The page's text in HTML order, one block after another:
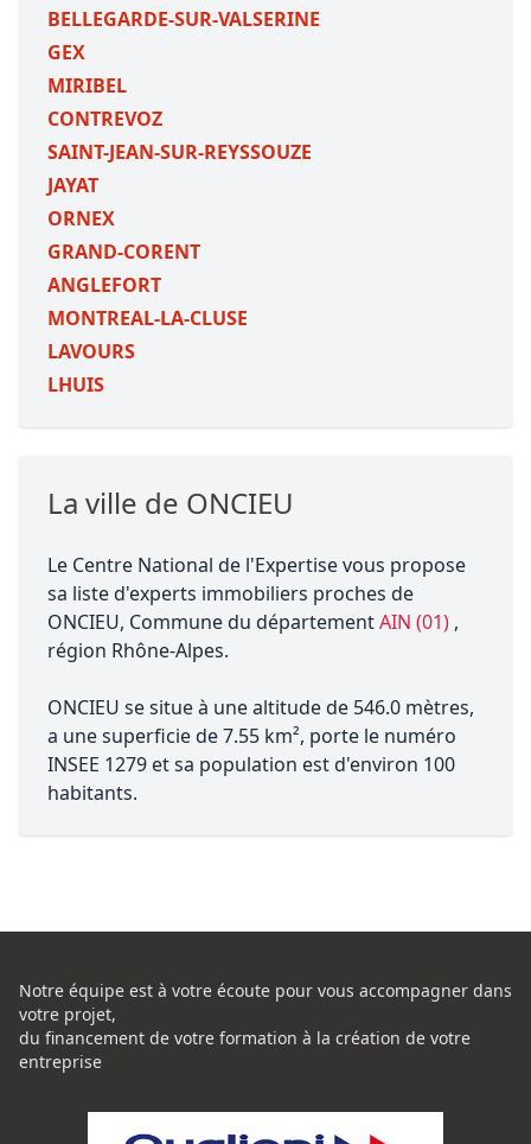
BELLEGARDE-SUR-VALSERINE
GEX
MIRIBEL
CONTREVOZ
SAINT-JEAN-SUR-REYSSOUZE
JAYAT
ORNEX
GRAND-CORENT
ANGLEFORT
MONTREAL-LA-CLUSE
LAVOURS
LHUIS
La ville de ONCIEU
Le Centre National de l'Expertise vous propose
sa liste d'experts immobiliers proches de
ONCIEU, Commune du départementAIN (01) ,
région Rhône-Alpes.
ONCIEU se situe à une altitude de 546.0 mètres,
a une superficie de 7.55 km², porte le numéro
INSEE 1279 et sa population est d'environ 100
habitants.
Notre équipe est à votre écoute pour vous accompagner dans
votre projet,
du financement de votre formation à la création de votre
entreprise